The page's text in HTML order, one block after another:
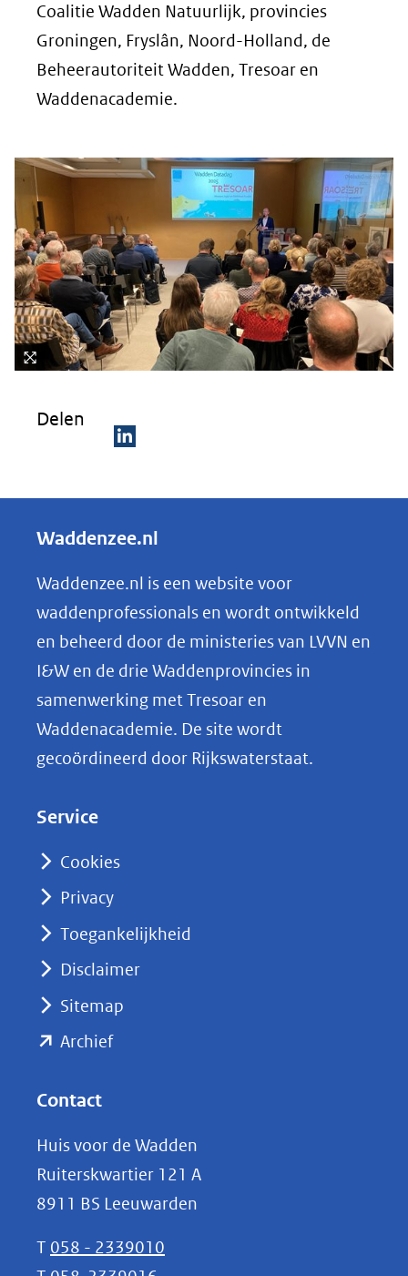
Coalitie Wadden Natuurlijk, provincies
Groningen, Fryslân, Noord-Holland, de
Beheerautoriteit Wadden, Tresoar en
Waddenacademie.
n
ng(afbeelding:
datadag2025.jpg)
Delen
e
e
n
o
p
k
e
nieuw
naar
Waddenzee.nl
Waddenzee.nl is een website voor
waddenprofessionals en wordt ontwikkeld
en beheerd door de ministeries van LVVN en
I&W en de drie Waddenprovincies in
samenwerking met Tresoar en
Waddenacademie. De site wordt
gecoördineerd door Rijkswaterstaat.
Service
Cookies
Privacy
Toegankelijkheid
Disclaimer
Sitemap
Archief(opent
(verwijst
naar
een
andere
Contact
Huis voor de Wadden
Ruiterskwartier 121 A
8911 BS Leeuwarden
T 058 - 2339010